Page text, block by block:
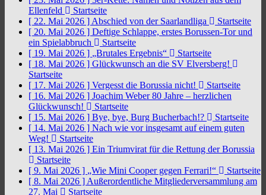
Ellenfeld
Startseite
[ 22. Mai 2026 ] Abschied von der Saarlandliga
Startseite
[ 20. Mai 2026 ] Deftige Schlappe, erstes Borussen-Tor und
ein Spielabbruch
Startseite
[ 19. Mai 2026 ] „Brutales Ergebnis“
Startseite
[ 18. Mai 2026 ] Glückwunsch an die SV Elversberg!
Startseite
[ 17. Mai 2026 ] Vergesst die Borussia nicht!
Startseite
[ 16. Mai 2026 ] Joachim Weber 80 Jahre – herzlichen
Glückwunsch!
Startseite
[ 15. Mai 2026 ] Bye, bye, Burg Bucherbach!?
Startseite
[ 14. Mai 2026 ] Nach wie vor insgesamt auf einem guten
Weg!
Startseite
[ 13. Mai 2026 ] Ein Triumvirat für die Rettung der Borussia
Startseite
[ 9. Mai 2026 ] „Wie Mini Cooper gegen Ferrari!“
Startseite
[ 8. Mai 2026 ] Außerordentliche Mitgliederversammlung am
27. Mai
Startseite